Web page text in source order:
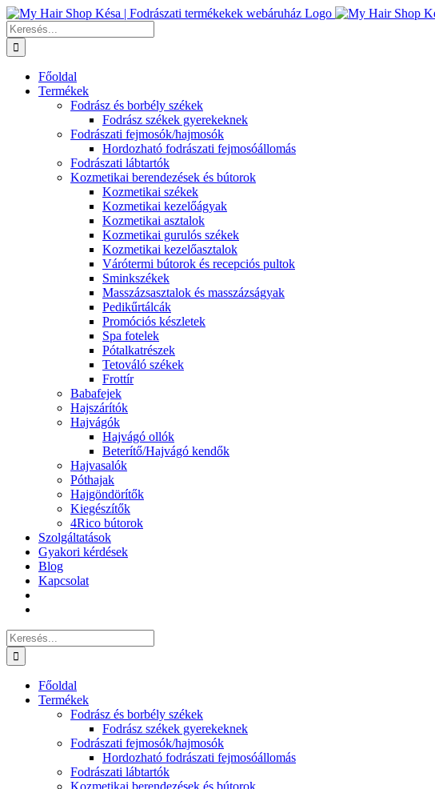
Kihagyás
Keresés...
Főoldal
Termékek
Fodrász és borbély székek
Fodrász székek gyerekeknek
Fodrászati fejmosók/hajmosók
Hordozható fodrászati fejmosóállomás
Fodrászati lábtartók
Kozmetikai berendezések és bútorok
Kozmetikai székek
Kozmetikai kezelőágyak
Kozmetikai asztalok
Kozmetikai gurulós székek
Kozmetikai kezelőasztalok
Várótermi bútorok és recepciós pultok
Sminkszékek
Masszázsasztalok és masszázságyak
Pedikűrtálcák
Promóciós készletek
Spa fotelek
Pótalkatrészek
Tetováló székek
Frottír
Babafejek
Hajszárítók
Hajvágók
Hajvágó ollók
Beterítő/Hajvágó kendők
Hajvasalók
Póthajak
Hajgöndörítők
Kiegészítők
4Rico bútorok
Szolgáltatások
Gyakori kérdések
Blog
Kapcsolat
Keresés...
Főoldal
Termékek
Fodrász és borbély székek
Fodrász székek gyerekeknek
Fodrászati fejmosók/hajmosók
Hordozható fodrászati fejmosóállomás
Fodrászati lábtartók
Kozmetikai berendezések és bútorok